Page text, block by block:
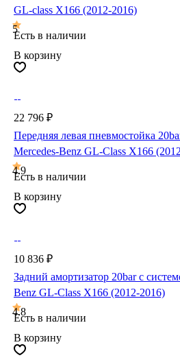
GL-class X166 (2012-2016)
5
Есть в наличии
В корзину
22 796 ₽
Передняя левая пневмостойка
Mercedes-Benz GL-Class X166
4.9
Есть в наличии
В корзину
10 836 ₽
Задний амортизатор 20bar с
Benz GL-Class X166 (2012-2016)
4.8
Есть в наличии
В корзину